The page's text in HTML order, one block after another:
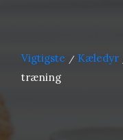
Vigtigste / Kæledyr
træning